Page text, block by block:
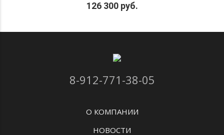
126 300 руб.
8-912-771-38-05
О КОМПАНИИ
НОВОСТИ